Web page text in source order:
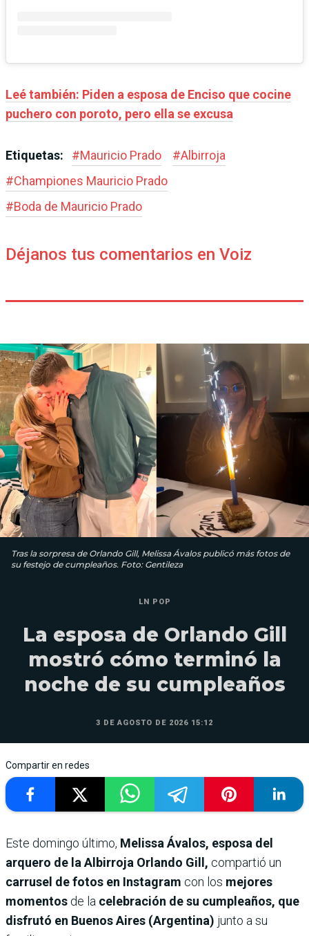
Leé también: Piden a esposa de Enciso que cocine
puchero con poroto, pero ella se excusa
Etiquetas: #Mauricio Prado #Albirroja
#Championes Mauricio Prado
#Boda de Mauricio Prado
Déjanos tus comentarios en Voiz
Tras la sorpresa de Orlando Gill, Melissa Ávalos publicó más fotos de
su festejo de cumpleaños. Foto: Gentileza
LN POP
La esposa de Orlando Gill
mostró cómo terminó la
noche de su cumpleaños
3 DE AGOSTO DE 2026 15:12
Compartir en redes
Este domingo último, Melissa Ávalos, esposa del
arquero de la Albirroja Orlando Gill, compartió un
carrusel de fotos en Instagram con los mejores
momentos de la celebración de su cumpleaños, que
disfrutó en Buenos Aires (Argentina) junto a su